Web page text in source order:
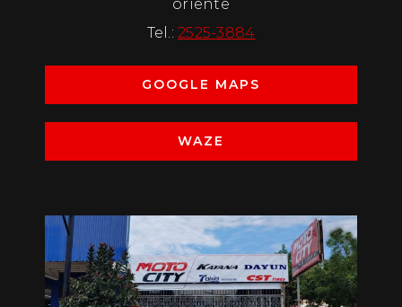
oriente
Tel.:2525-3884
GOOGLE MAPS
WAZE